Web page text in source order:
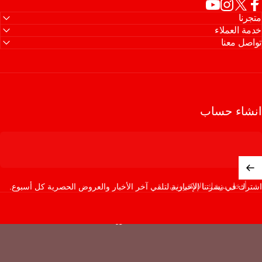
X (Twitter)
Instagram
العملاء
معنا
حساب
أدخل بريدك الإلكتروني
في نشرتنا الإخبارية لتلقي آخر الأخبار والعروض الحصرية كل أسبوع.